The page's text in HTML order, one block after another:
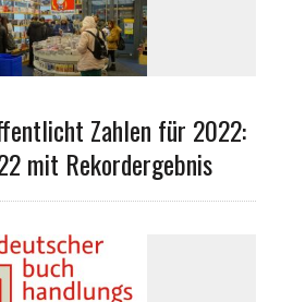
Zahlen für 2022:
mit Rekordergebnis